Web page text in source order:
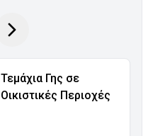
Τεμάχια Γης σε
Οικιστικές Περιοχές